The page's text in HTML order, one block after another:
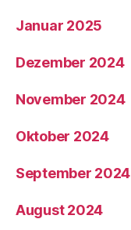
Januar 2025
Dezember 2024
November 2024
Oktober 2024
September 2024
August 2024